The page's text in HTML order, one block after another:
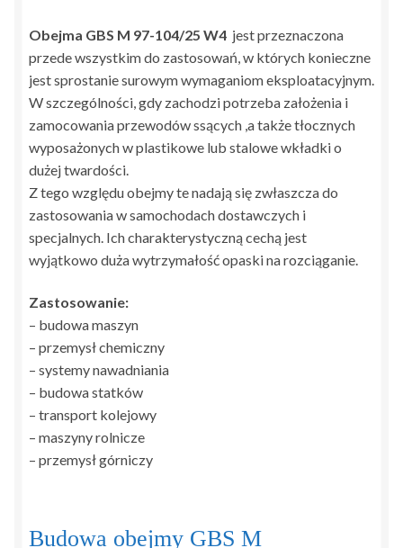
Obejma GBS M 97-104/25 W4 jest przeznaczona
przede wszystkim do zastosowań, w których konieczne
jest sprostanie surowym wymaganiom eksploatacyjnym.
W szczególności, gdy zachodzi potrzeba założenia i
zamocowania przewodów ssących ,a także tłocznych
wyposażonych w plastikowe lub stalowe wkładki o
dużej twardości.
Z tego względu obejmy te nadają się zwłaszcza do
zastosowania w samochodach dostawczych i
specjalnych. Ich charakterystyczną cechą jest
wyjątkowo duża wytrzymałość opaski na rozciąganie.
Zastosowanie:
– budowa maszyn
– przemysł chemiczny
– systemy nawadniania
– budowa statków
– transport kolejowy
– maszyny rolnicze
– przemysł górniczy
Budowa obejmy GBS M